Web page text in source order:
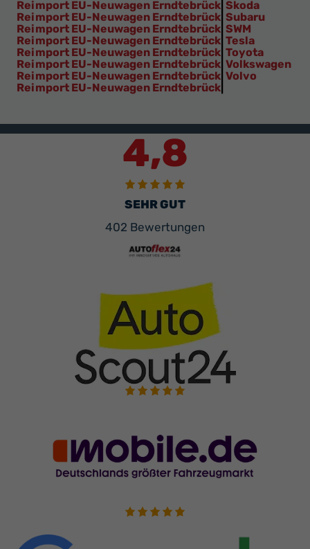
Reimport EU-Neuwagen Erndtebrück Skoda
Reimport EU-Neuwagen Erndtebrück Subaru
Reimport EU-Neuwagen Erndtebrück SWM
Reimport EU-Neuwagen Erndtebrück Tesla
Reimport EU-Neuwagen Erndtebrück Toyota
Reimport EU-Neuwagen Erndtebrück Volkswagen
Reimport EU-Neuwagen Erndtebrück Volvo
Reimport EU-Neuwagen Erndtebrück
4,8
SEHR GUT
402 Bewertungen